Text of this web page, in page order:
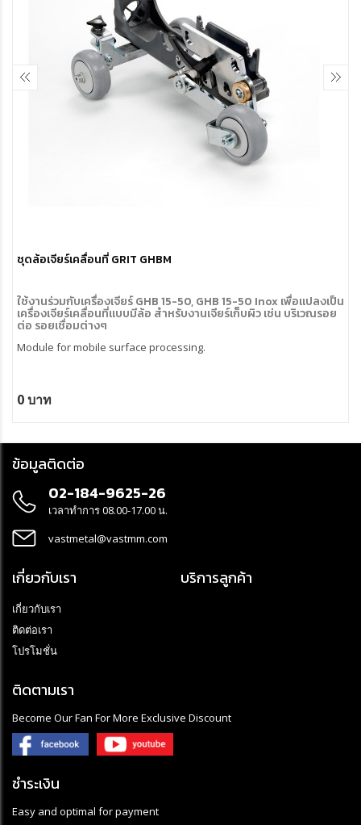
ชุดล้อเจียร์เคลื่อนที่ GRIT GHBM
ใช้งานร่วมกับเครื่องเจียร์ GHB 15-50, GHB 15-50 Inox เพื่อแปลงเป็น
เครื่องเจียร์เคลื่อนที่แบบมีล้อ สำหรับงานเจียร์เก็บผิว เช่น บริเวณรอย
ต่อ รอยเชื่อมต่างๆ
Module for mobile surface processing.
0 บาท
ข้อมูลติดต่อ
02-184-9625-26
เวลาทำการ 08.00-17.00 น.
vastmetal@vastmm.com
เกี่ยวกับเรา
เกี่ยวกับเรา
ติดต่อเรา
โปรโมชั่น
บริการลูกค้า
ติดตามเรา
Become Our Fan For More Exclusive Discount
ชำระเงิน
Easy and optimal for payment